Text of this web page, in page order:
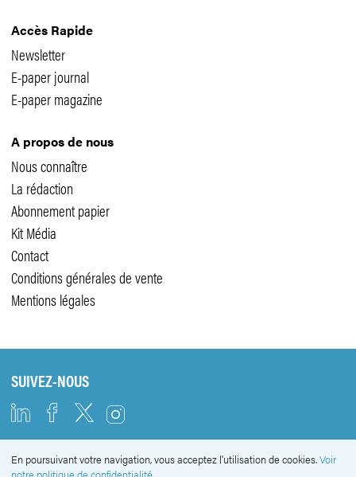
Accès Rapide
Newsletter
E-paper journal
E-paper magazine
A propos de nous
Nous connaître
La rédaction
Abonnement papier
Kit Média
Contact
Conditions générales de vente
Mentions légales
SUIVEZ-NOUS
En poursuivant votre navigation, vous acceptez l'utilisation de cookies.Voir